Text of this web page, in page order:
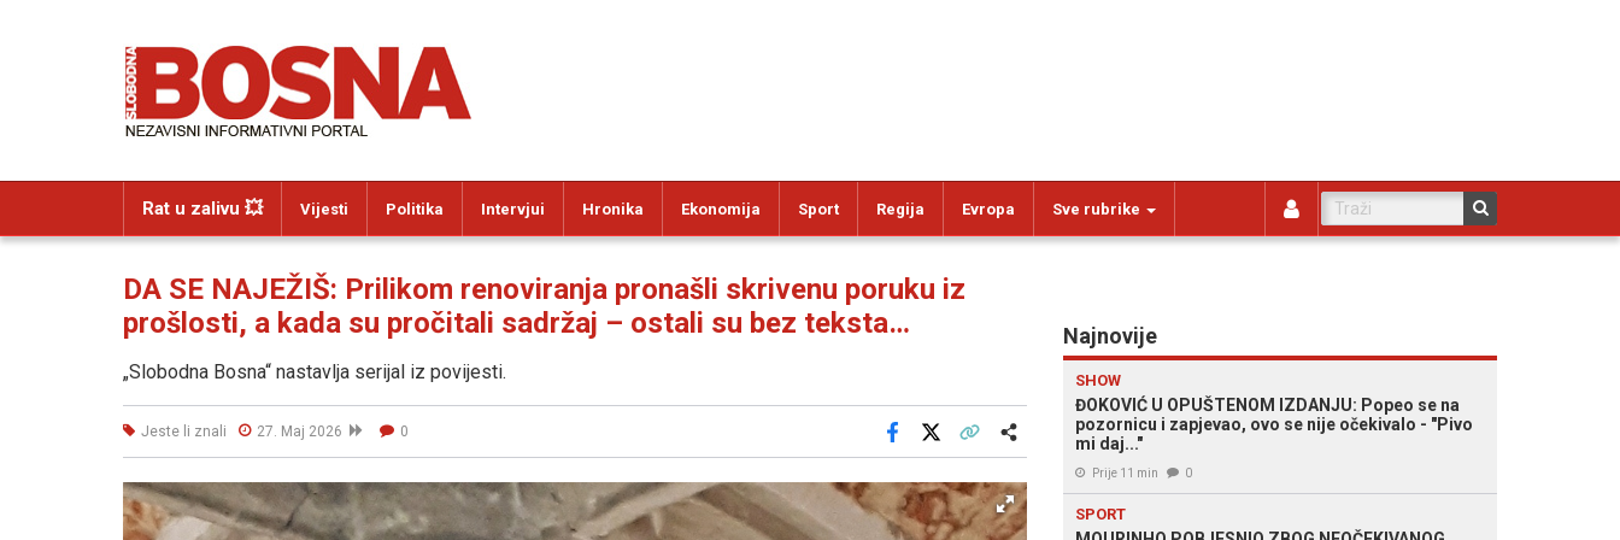
Rat u zalivu 💥 Vijesti Politika Intervjui Hronika Ekonomija Sport Regija Evropa Sve rubrike
DA SE NAJEŽIŠ: Prilikom renoviranja pronašli skrivenu poruku iz
prošlosti, a kada su pročitali sadržaj – ostali su bez teksta…
„Slobodna Bosna“ nastavlja serijal iz povijesti.
Jeste li znali 27. Maj 2026 0
Facebook
Najnovije
SHOW
ĐOKOVIĆ U OPUŠTENOM IZDANJU: Popeo se na
pozornicu i zapjevao, ovo se nije očekivalo - "Pivo
mi daj..."
Prije 11 min 0
SPORT